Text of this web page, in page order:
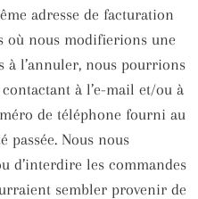
adresse de facturation
où nous modifierions une
à l’annuler, nous pourrions
à l’e-mail et/ou à
de téléphone fourni au
passée. Nous nous
d’interdire les commandes
sembler provenir de